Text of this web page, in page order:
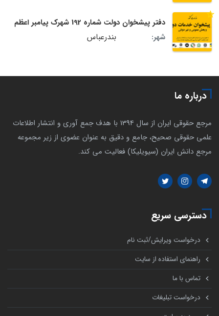
دفتر پیشخوان دولت شماره 192 شهرک پیامبر اعظم
شهر:
بندرعباس
درباره ما
مرجع حقوقی ایران از سال 1394 با هدف جمع آوری و انتشار اطلاعات
علمی حقوقی صحیح، جامع و دقیق به عنوان عضوی از زیر مجموعه
مرجع دانش ایران (سیویلیکا) فعالیت می کند.
دسترسی سریع
درخواست ویرایش/ثبت نام
راهنمای استفاده از سایت
تماس با ما
درخواست تبلیغات